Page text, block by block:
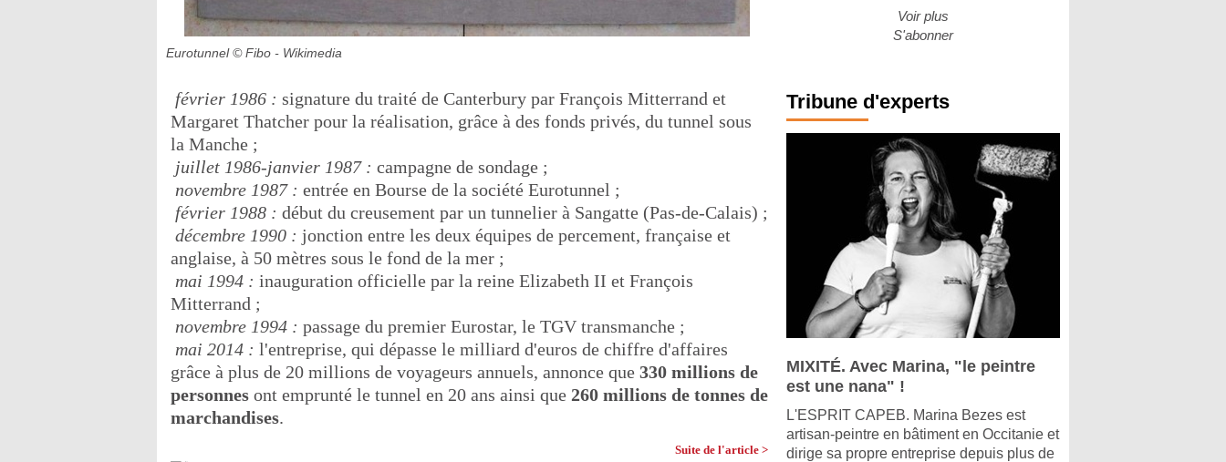
Eurotunnel © Fibo - Wikimedia
 février 1986 : signature du traité de Canterbury par François Mitterrand et
Margaret Thatcher pour la réalisation, grâce à des fonds privés, du tunnel sous
la Manche ;
 juillet 1986-janvier 1987 : campagne de sondage ;
 novembre 1987 : entrée en Bourse de la société Eurotunnel ;
 février 1988 : début du creusement par un tunnelier à Sangatte (Pas-de-Calais) ;
 décembre 1990 : jonction entre les deux équipes de percement, française et
anglaise, à 50 mètres sous le fond de la mer ;
 mai 1994 : inauguration officielle par la reine Elizabeth II et François
Mitterrand ;
 novembre 1994 : passage du premier Eurostar, le TGV transmanche ;
 mai 2014 : l'entreprise, qui dépasse le milliard d'euros de chiffre d'affaires
grâce à plus de 20 millions de voyageurs annuels, annonce que 330 millions de
personnes ont emprunté le tunnel en 20 ans ainsi que 260 millions de tonnes de
marchandises.
Suite de l'article >
Voir plus
S'abonner
Tribune d'experts
MIXITÉ. Avec Marina, "le peintre
est une nana" !
L'ESPRIT CAPEB. Marina Bezes est
artisan-peintre en bâtiment en Occitanie et
dirige sa propre entreprise depuis plus de